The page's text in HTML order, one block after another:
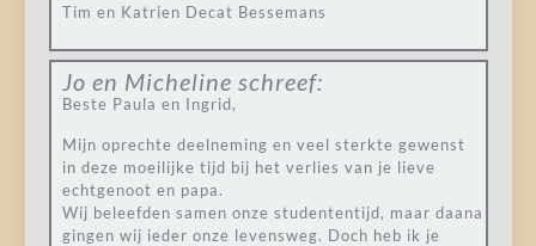
Tim en Katrien Decat Bessemans
Jo en Micheline schreef:
Beste Paula en Ingrid,
Mijn oprechte deelneming en veel sterkte gewenst
in deze moeilijke tijd bij het verlies van je lieve
echtgenoot en papa.
Wij beleefden samen onze studententijd, maar daana
gingen wij ieder onze levensweg. Doch heb ik je